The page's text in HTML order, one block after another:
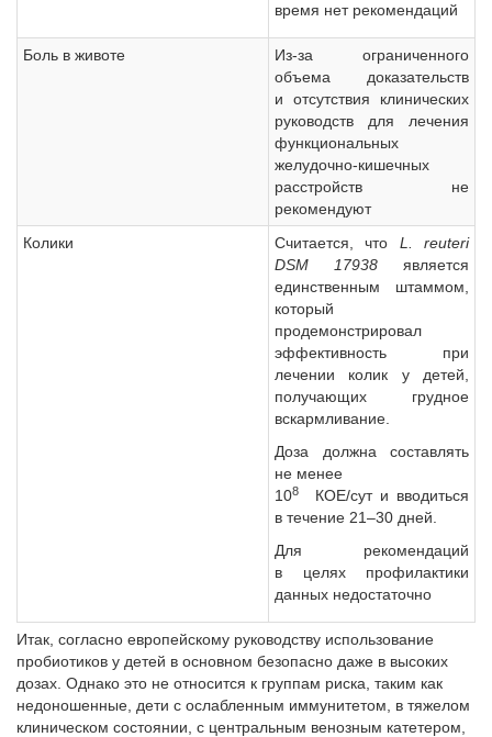
время нет рекомендаций
Боль в животе
Из-за ограниченного
объема доказательств
и отсутствия клинических
руководств для лечения
функциональных
желудочно-кишечных
расстройств не
рекомендуют
Колики
Считается, что L. reuteri
DSM 17938 является
единственным штаммом,
который
продемонстрировал
эффективность при
лечении колик у детей,
получающих грудное
вскармливание.
Доза должна составлять
не менее
108
КОЕ/сут и вводиться
в течение 21–30 дней.
Для рекомендаций
в целях профилактики
данных недостаточно
Итак, согласно европейскому руководству использование
пробиотиков у детей в основном безопасно даже в высоких
дозах. Однако это не относится к группам риска, таким как
недоношенные, дети с ослабленным иммунитетом, в тяжелом
клиническом состоянии, с центральным венозным катетером,